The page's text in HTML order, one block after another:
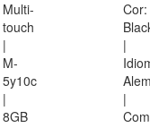
Multi-
touch
|
M-
5y10c
|
8GB
Cor:
|
|